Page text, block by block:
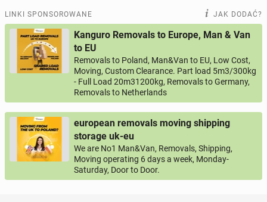
LINKI SPONSOROWANE JAK DODAĆ?
Kanguro Removals to Europe, Man & Van
to EU
Removals to Poland, Man&Van to EU, Low Cost,
Moving, Custom Clearance. Part load 5m3/300kg
- Full Load 20m31200kg, Removals to Germany,
Removals to Netherlands
european removals moving shipping
storage uk-eu
We are No1 Man&Van, Removals, Shipping,
Moving operating 6 days a week, Monday-
Saturday, Door to Door.